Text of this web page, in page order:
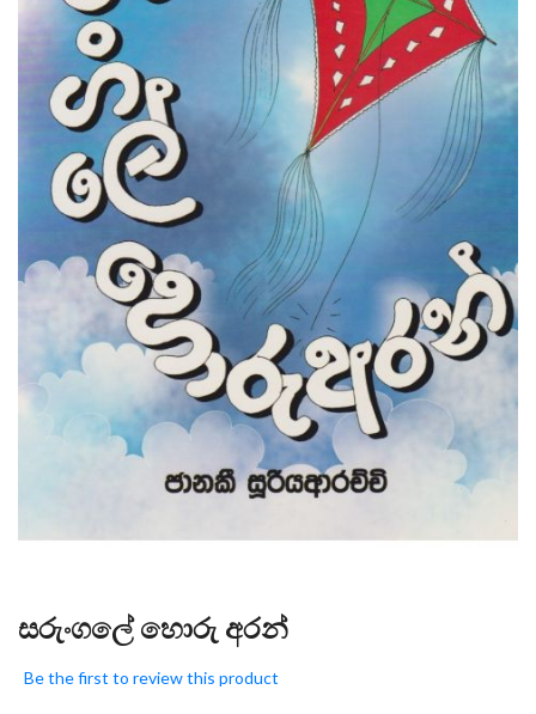
සරුංගලේ හොරු අරන්
Be the first to review this product